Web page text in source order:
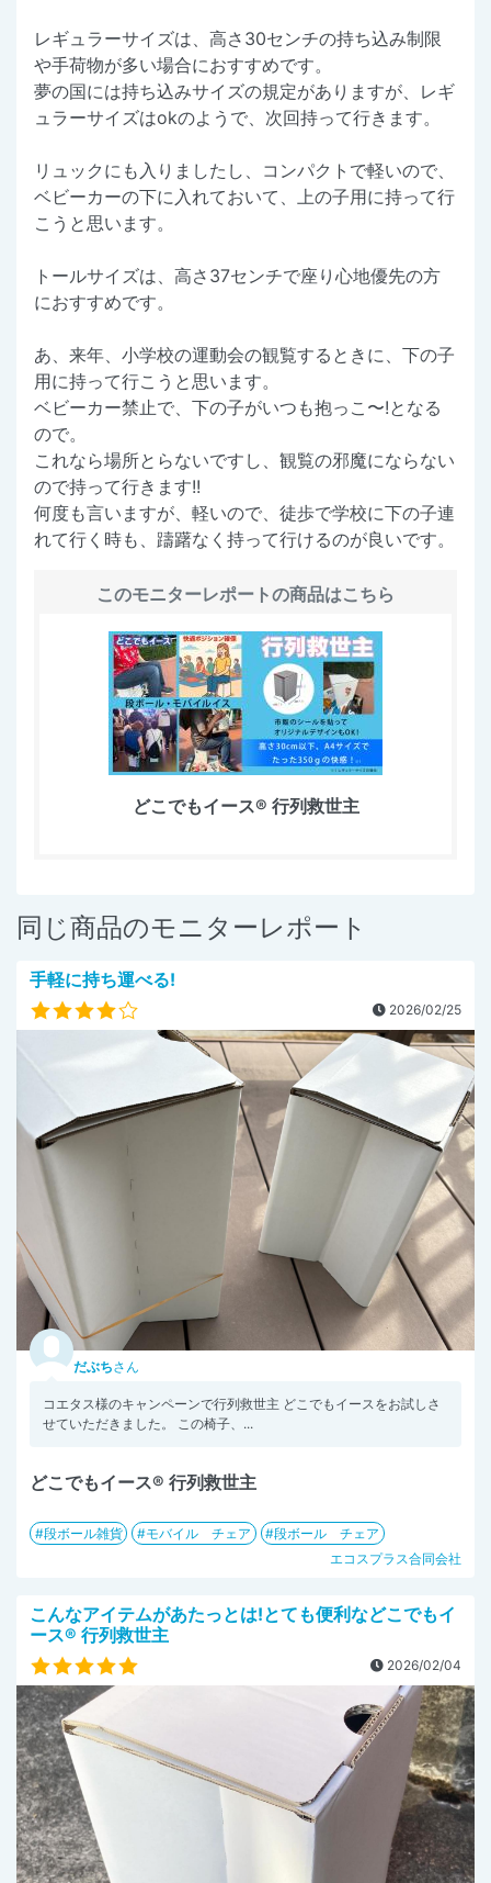
レギュラーサイズは、高さ30センチの持ち込み制限
や手荷物が多い場合におすすめです。
夢の国には持ち込みサイズの規定がありますが、レギ
ュラーサイズはokのようで、次回持って行きます。
リュックにも入りましたし、コンパクトで軽いので、
ベビーカーの下に入れておいて、上の子用に持って行
こうと思います。
トールサイズは、高さ37センチで座り心地優先の方
におすすめです。
あ、来年、小学校の運動会の観覧するときに、下の子
用に持って行こうと思います。
ベビーカー禁止で、下の子がいつも抱っこ〜!となる
ので。
これなら場所とらないですし、観覧の邪魔にならない
ので持って行きます!!
何度も言いますが、軽いので、徒歩で学校に下の子連
れて行く時も、躊躇なく持って行けるのが良いです。
このモニターレポートの商品はこちら
どこでもイース® 行列救世主
同じ商品のモニターレポート
手軽に持ち運べる!
2026/02/25
だぶちさん
コエタス様のキャンペーンで行列救世主 どこでもイースをお試しさ
せていただきました。 この椅子、...
どこでもイース® 行列救世主
段ボール雑貨 モバイル チェア
段ボール チェア
エコスプラス合同会社
こんなアイテムがあたっとは!とても便利などこでもイ
ース® 行列救世主
2026/02/04